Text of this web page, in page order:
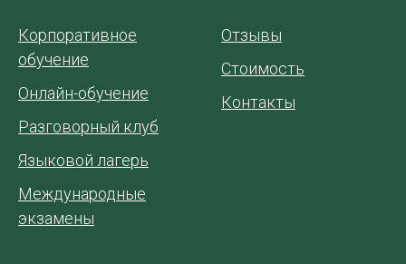
Корпоративное
обучение
Онлайн-обучение
Разговорный клуб
Языковой лагерь
Международные
экзамены
Отзывы
Стоимость
Контакты